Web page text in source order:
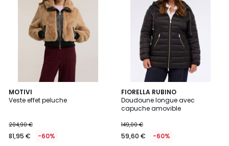
MOTIVI
Veste effet peluche
204,90 €
81,95 € -60%
FIORELLA RUBINO
Doudoune longue avec
capuche amovible
149,00 €
59,60 € -60%
3
/
5